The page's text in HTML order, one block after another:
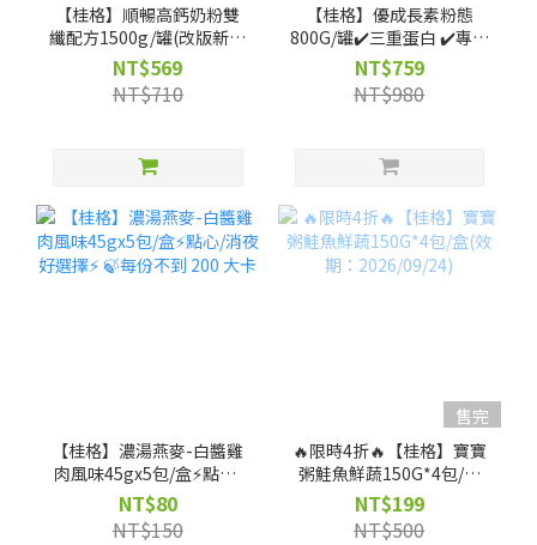
【桂格】順暢高鈣奶粉雙
纖配方1500g/罐(改版新舊
包裝隨機出貨)
NT$569
NT$710
【桂格】優成長素粉態
800G/罐✔️三重蛋白 ✔️專利
乳酸菌
NT$759
NT$980
【桂格】濃湯燕麥-白醬雞
肉風味45gx5包/盒⚡點心/
消夜好選擇⚡ 🍃每份不到
200 大卡
NT$80
NT$150
售完
🔥限時4折🔥【桂格】寶寶
粥鮭魚鮮蔬150G*4包/盒
(效期：2026/09/24)
NT$199
NT$500